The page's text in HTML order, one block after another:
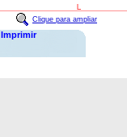
Clique para ampliar
Imprimir